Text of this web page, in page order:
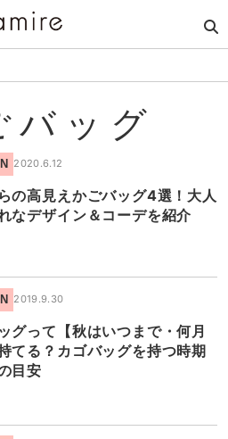
バッグ
2020.6.12
の高見えかごバッグ4選！大人
なデザイン＆コーデを紹介
2019.9.30
グって【秋はいつまで・何月
てる？カゴバッグを持つ時期
目安